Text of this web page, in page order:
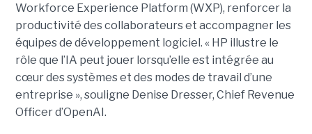
Workforce Experience Platform (WXP), renforcer la
productivité des collaborateurs et accompagner les
équipes de développement logiciel. « HP illustre le
rôle que l’IA peut jouer lorsqu’elle est intégrée au
cœur des systèmes et des modes de travail d’une
entreprise », souligne Denise Dresser, Chief Revenue
Officer d’OpenAI.